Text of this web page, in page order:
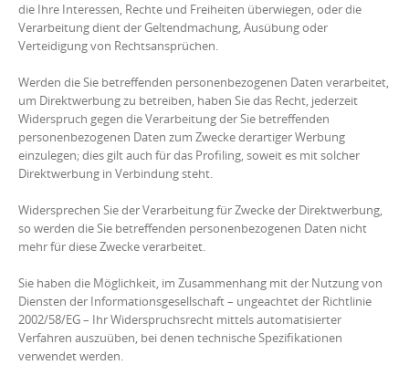
die Ihre Interessen, Rechte und Freiheiten überwiegen, oder die
Verarbeitung dient der Geltendmachung, Ausübung oder
Verteidigung von Rechtsansprüchen.
Werden die Sie betreffenden personenbezogenen Daten verarbeitet,
um Direktwerbung zu betreiben, haben Sie das Recht, jederzeit
Widerspruch gegen die Verarbeitung der Sie betreffenden
personenbezogenen Daten zum Zwecke derartiger Werbung
einzulegen; dies gilt auch für das Profiling, soweit es mit solcher
Direktwerbung in Verbindung steht.
Widersprechen Sie der Verarbeitung für Zwecke der Direktwerbung,
so werden die Sie betreffenden personenbezogenen Daten nicht
mehr für diese Zwecke verarbeitet.
Sie haben die Möglichkeit, im Zusammenhang mit der Nutzung von
Diensten der Informationsgesellschaft – ungeachtet der Richtlinie
2002/58/EG – Ihr Widerspruchsrecht mittels automatisierter
Verfahren auszuüben, bei denen technische Spezifikationen
verwendet werden.